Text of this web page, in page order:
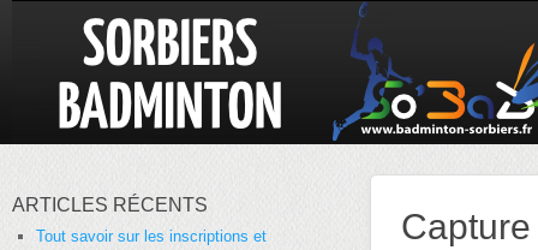
Capture
ARTICLES RÉCENTS
Tout savoir sur les inscriptions et